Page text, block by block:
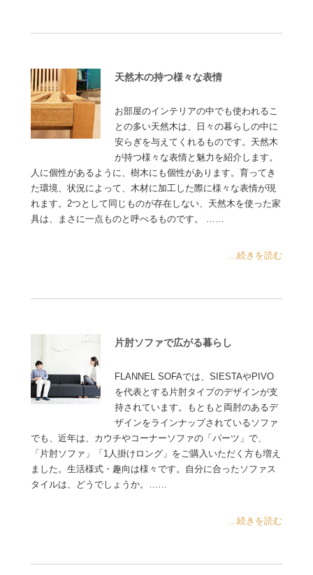
天然木の持つ様々な表情
お部屋のインテリアの中でも使われるこ
との多い天然木は、日々の暮らしの中に
安らぎを与えてくれるものです。天然木
が持つ様々な表情と魅力を紹介します。
人に個性があるように、樹木にも個性があります。育ってき
た環境、状況によって、木材に加工した際に様々な表情が現
れます。2つとして同じものが存在しない、天然木を使った家
具は、まさに一点ものと呼べるものです。 ……
...続きを読む
片肘ソファで広がる暮らし
FLANNEL SOFAでは、SIESTAやPIVO
を代表とする片肘タイプのデザインが支
持されています。もともと両肘のあるデ
ザインをラインナップされているソファ
でも、近年は、カウチやコーナーソファの「パーツ」で、
「片肘ソファ」「1人掛けロング」をご購入いただく方も増え
ました。生活様式・趣向は様々です。自分に合ったソファス
タイルは、どうでしょうか。……
...続きを読む